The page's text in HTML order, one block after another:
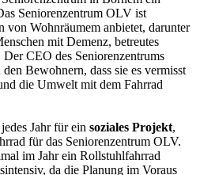
Seniorenzentrum OLV ist
von Wohnräumem anbietet, darunter
mit Demenz, betreutes
Der CEO des Seniorenzentrums
Bewohnern, dass sie es vermisst
die Umwelt mit dem Fahrrad
Jahr für ein soziales Projekt,
für das Seniorenzentrum OLV.
im Jahr ein Rollstuhlfahrrad
da die Planung im Voraus